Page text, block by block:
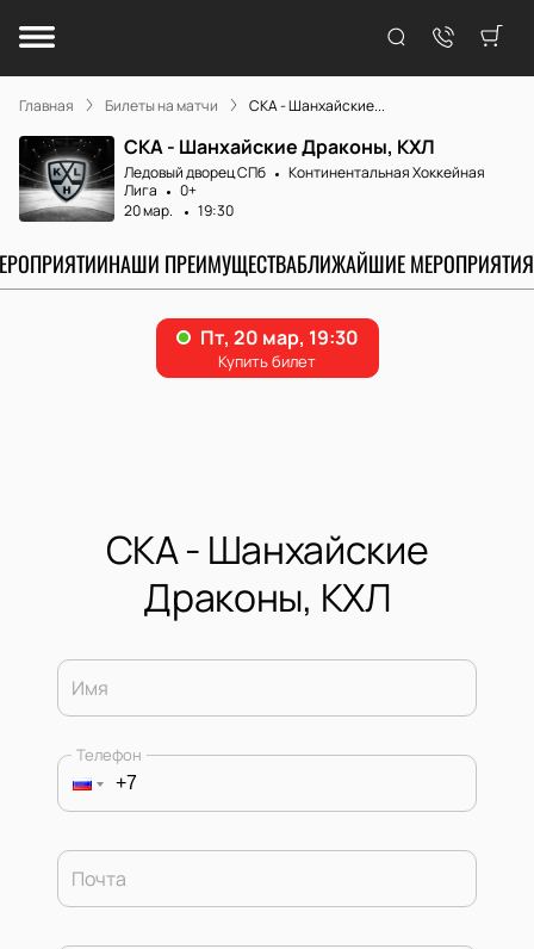
Главная Билеты на матчи СКА - Шанхайские...
СКА - Шанхайские Драконы, КХЛ
Ледовый дворец СПб
Континентальная Хоккейная
Лига
0+
20 мар.
19:30
НАШИ ПРЕИМУЩЕСТВАБЛИЖАЙШИЕ МЕРОПРИЯТИЯ
СКА - Шанхайские
Драконы, КХЛ
Имя
Телефон
Почта